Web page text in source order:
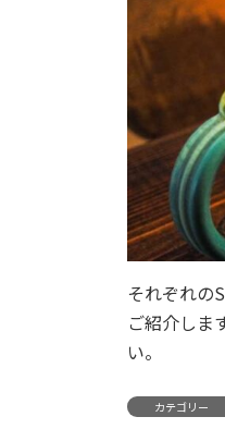
それぞれの
ご紹介しま
い。
カテゴリー